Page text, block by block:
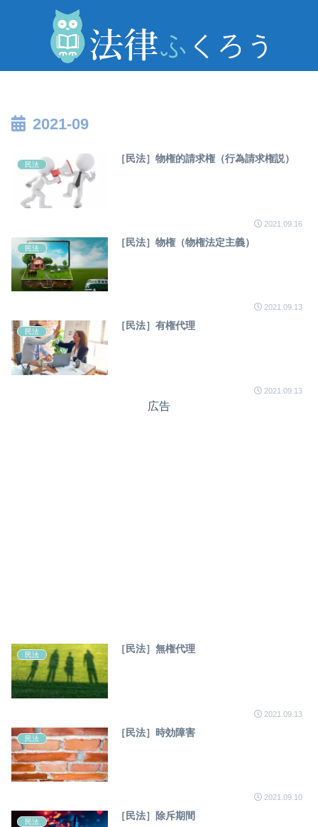
2021-09
民法
［民法］物権的請求権（行為請求権説）
2021.09.16
民法
［民法］物権（物権法定主義）
2021.09.13
民法
［民法］有権代理
2021.09.13
広告
民法
［民法］無権代理
2021.09.13
民法
［民法］時効障害
2021.09.10
民法
［民法］除斥期間